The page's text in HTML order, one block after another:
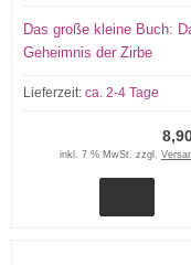
Das große kleine Buch:
Geheimnis der Zirbe
Lieferzeit: ca. 2-4 Tage
inkl. 7 % MwSt. zzgl.